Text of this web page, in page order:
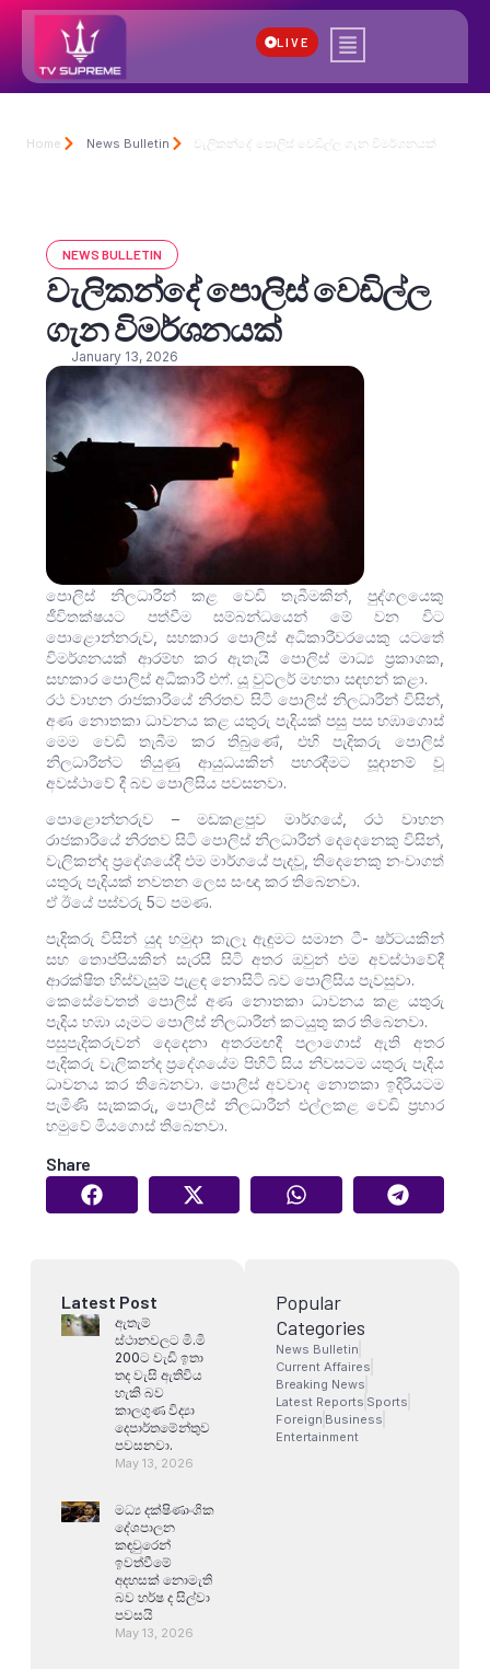
LIVE
Home News Bulletin වැලිකන්දේ පොලිස් වෙඩිල්ල ගැන විමර්ශනයක්
NEWS BULLETIN
වැලිකන්දේ පොලිස් වෙඩිල්ල
ගැන විමර්ශනයක්
January 13, 2026
පොලිස් නිලධාරීන් කළ වෙඩි තැබීමකින්, පුද්ගලයෙකු
ජීවිතක්ෂයට පත්වීම සම්බන්ධයෙන් මේ වන විට
පොළොන්නරුව, සහකාර පොලිස් අධිකාරීවරයෙකු යටතේ
විමර්ශනයක් ආරම්භ කර ඇතැයි පොලිස් මාධ්‍ය ප්‍රකාශක,
සහකාර පොලිස් අධිකාරි එෆ්. යූ වුට්ලර් මහතා සඳහන් කළා.
රථ වාහන රාජකාරියේ නිරතව සිටි පොලිස් නිලධාරීන් විසින්,
අණ නොතකා ධාවනය කළ යතුරු පැදියක් පසු පස හඹාගොස්
මෙම වෙඩි තැබීම කර තිබුණේ, එහි පැදිකරු පොලිස්
නිලධාරීන්ට තියුණු ආයුධයකින් පහරදීමට සූදානම් වූ
අවස්ථාවේ දී බව පොලිසිය පවසනවා.
පොළොන්නරුව – මඩකළපුව මාර්ගයේ, රථ වාහන
රාජකාරියේ නිරතව සිටි පොලිස් නිලධාරීන් දෙදෙනෙකු විසින්,
වැලිකන්ද ප්‍රදේශයේදී එම මාර්ගයේ පැදවූ, තිදෙනෙකු නංවාගත්
යතුරු පැදියක් නවතන ලෙස සංඥා කර තිබෙනවා.
ඒ ඊයේ පස්වරු 5ට පමණ.
පැදිකරු විසින් යුද හමුදා කැලෑ ඇඳුමට සමාන ටී- ෂර්ටයකින්
සහ තොප්පියකින් සැරසී සිටි අතර ඔවුන් එම අවස්ථාවේදී
ආරක්ෂිත හිස්වැසුම් පැළඳ නොසිටි බව පොලිසිය පැවසුවා.
කෙසේවෙතත් පොලිස් අණ නොතකා ධාවනය කළ යතුරු
පැදිය හඹා යෑමට පොලිස් නිලධාරීන් කටයුතු කර තිබෙනවා.
පසුපැදිකරුවන් දෙදෙනා අතරමඟදී පලාගොස් ඇති අතර
පැදිකරු වැලිකන්ද ප්‍රදේශයේම පිහිටි සිය නිවසටම යතුරු පැදිය
ධාවනය කර තිබෙනවා. පොලිස් අවවාද නොතකා ඉදිරියටම
පැමිණි සැකකරු, පොලිස් නිලධාරීන් එල්ලකළ වෙඩි ප්‍රහාර
හමුවේ මියගොස් තිබෙනවා.
Share
Latest Post
ඇතැම්
ස්ථානවලට මි.මි
200ට වැඩි ඉතා
තද වැසි ඇතිවිය
හැකි බව
කාලගුණ විද්‍යා
දෙපාර්තමේන්තුව
පවසනවා.
May 13, 2026
මධ්‍ය දක්ෂිණාංශික
දේශපාලන
කඳවුරෙන්
ඉවත්වීමේ
අදහසක් නොමැති
බව හර්ෂ ද සිල්වා
පවසයි
May 13, 2026
Popular
Categories
News Bulletin
Current Affaires
Breaking News
Latest Reports Sports
Foreign Business
Entertainment